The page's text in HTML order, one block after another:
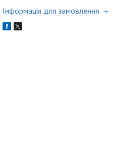
Інформація для замовлення